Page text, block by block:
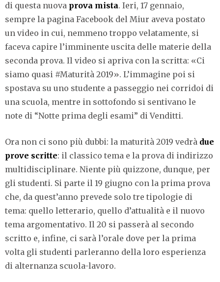
di questa nuova prova mista. Ieri, 17 gennaio,
sempre la pagina Facebook del Miur aveva postato
un video in cui, nemmeno troppo velatamente, si
faceva capire l’imminente uscita delle materie della
seconda prova. Il video si apriva con la scritta: «Ci
siamo quasi #Maturità 2019». L’immagine poi si
spostava su uno studente a passeggio nei corridoi di
una scuola, mentre in sottofondo si sentivano le
note di “Notte prima degli esami” di Venditti.
Ora non ci sono più dubbi: la maturità 2019 vedrà due
prove scritte: il classico tema e la prova di indirizzo
multidisciplinare. Niente più quizzone, dunque, per
gli studenti. Si parte il 19 giugno con la prima prova
che, da quest’anno prevede solo tre tipologie di
tema: quello letterario, quello d’attualità e il nuovo
tema argomentativo. Il 20 si passerà al secondo
scritto e, infine, ci sarà l’orale dove per la prima
volta gli studenti parleranno della loro esperienza
di alternanza scuola-lavoro.